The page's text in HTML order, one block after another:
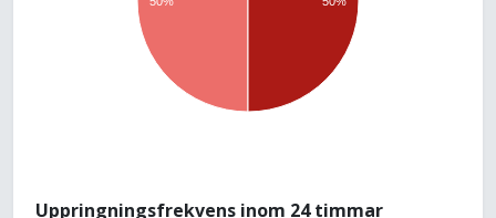
Uppringningsfrekvens inom 24 timmar